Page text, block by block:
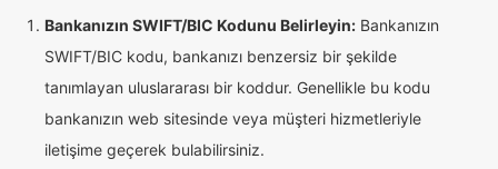
Bankanızın SWIFT/BIC Kodunu Belirleyin: Bankanızın
SWIFT/BIC kodu, bankanızı benzersiz bir şekilde
tanımlayan uluslararası bir koddur. Genellikle bu kodu
bankanızın web sitesinde veya müşteri hizmetleriyle
iletişime geçerek bulabilirsiniz.